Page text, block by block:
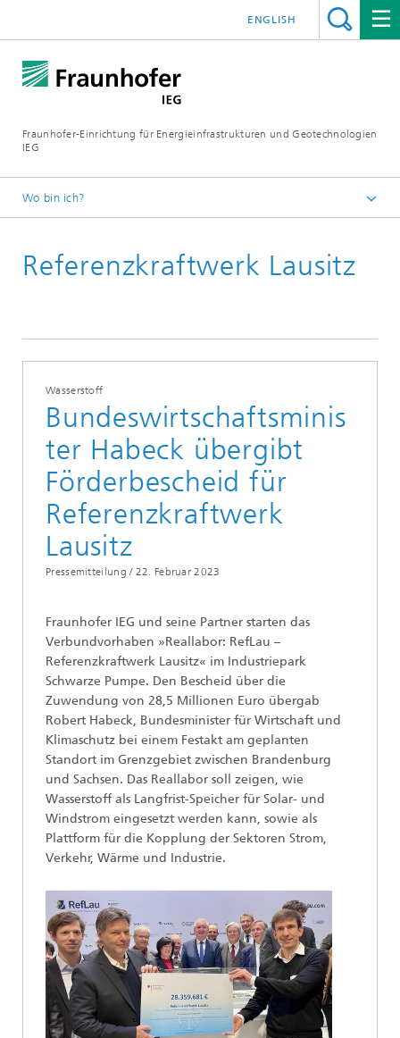
Fraunhofer-Einrichtung für Energieinfrastrukturen und Geotechnologien
IEG
ENGLISH
Wo bin ich?
Referenzkraftwerk Lausitz
Wasserstoff
Bundeswirtschaftsminis
ter Habeck übergibt
Förderbescheid für
Referenzkraftwerk
Lausitz
Pressemitteilung / 22. Februar 2023
Fraunhofer IEG und seine Partner starten das
Verbundvorhaben »Reallabor: RefLau –
Referenzkraftwerk Lausitz« im Industriepark
Schwarze Pumpe. Den Bescheid über die
Zuwendung von 28,5 Millionen Euro übergab
Robert Habeck, Bundesminister für Wirtschaft und
Klimaschutz bei einem Festakt am geplanten
Standort im Grenzgebiet zwischen Brandenburg
und Sachsen. Das Reallabor soll zeigen, wie
Wasserstoff als Langfrist-Speicher für Solar- und
Windstrom eingesetzt werden kann, sowie als
Plattform für die Kopplung der Sektoren Strom,
Verkehr, Wärme und Industrie.